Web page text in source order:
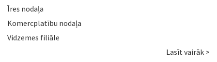
Īres nodaļa
Komercplatību nodaļa
Vidzemes filiāle
Lasīt vairāk >